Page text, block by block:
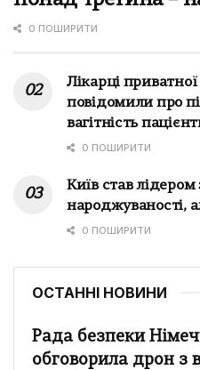
0 ПОШИРИТИ
Лікарці приватної
повідомили про
вагітність
0 ПОШИРИТИ
Київ став лідером
народжуваності,
0 ПОШИРИТИ
ОСТАННІ НОВИНИ
Рада безпеки
обговорила дрон з